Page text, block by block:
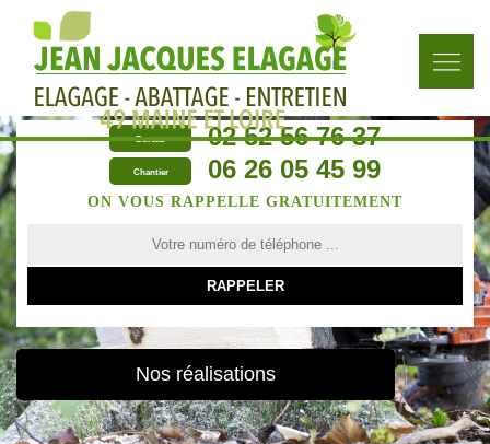
Bureau 02 52 56 76 37
Chantier 06 26 05 45 99
ON VOUS RAPPELLE GRATUITEMENT
Nos réalisations